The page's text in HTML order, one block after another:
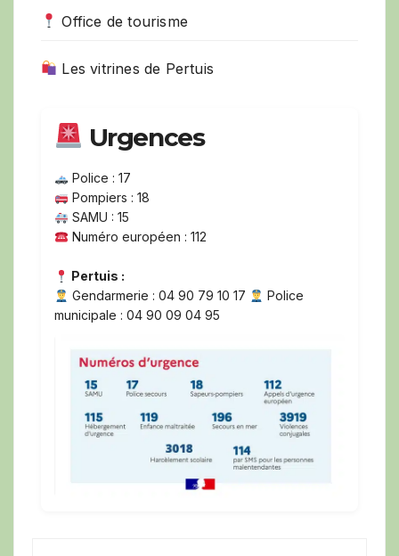
Office de tourisme
Les vitrines de Pertuis
Urgences
Police : 17
Pompiers : 18
SAMU : 15
Numéro européen : 112
Pertuis :
Gendarmerie : 04 90 79 10 17
Police
municipale : 04 90 09 04 95